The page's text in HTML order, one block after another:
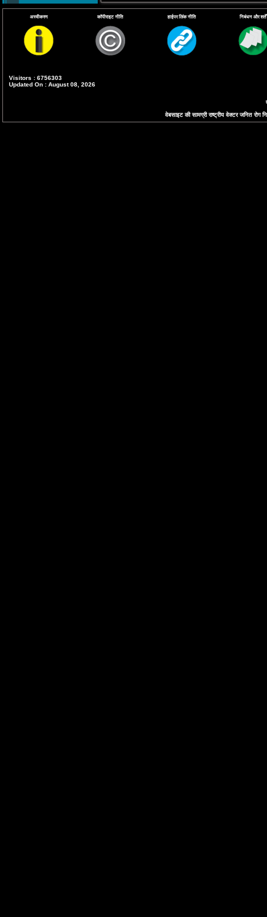
अस्वीकरण कॉपीराइट नीति हाईपर लिंक नीति निबंधन और शर्तें
Visitors : 6756303
Updated On : August 08, 2026
वेबसाइट की सामग्री राष्ट्रीय वेक्टर जनित रोग